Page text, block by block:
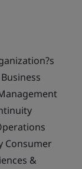
Consumer
&